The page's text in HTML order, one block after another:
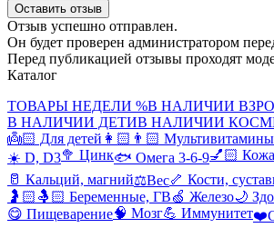
Оставить отзыв
Отзыв успешно отправлен.
Он будет проверен администратором
Перед публикацией отзывы проходят
Каталог
ТОВАРЫ НЕДЕЛИ %В НАЛИЧИИ
В НАЛИЧИИ ДЕТИВ НАЛИЧИИ
👼🏻 Для детей 👩🏻👨🏻
☀️ D, D3🥦 Цинк🐟 Омега 3-6-9💅🏻
🥛 Кальций, магний⚖️Вес🦴 Кости,
🤰🏻🤱🏻 Беременные, ГВ🍏 Железо🌙
😋 Пищеварение🧠 Мозг💪 Иммунитет